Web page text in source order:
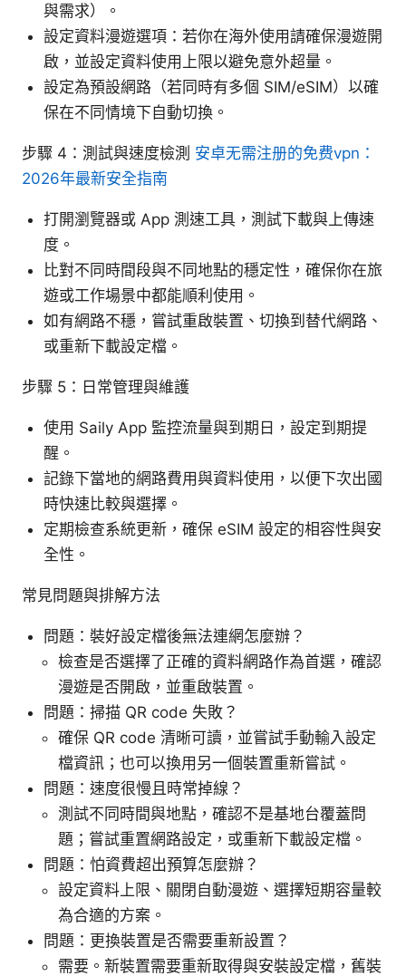
與需求）。
設定資料漫遊選項：若你在海外使用請確保漫遊開
啟，並設定資料使用上限以避免意外超量。
設定為預設網路（若同時有多個 SIM/eSIM）以確
保在不同情境下自動切換。
步驟 4：測試與速度檢測 安卓无需注册的免费vpn：
2026年最新安全指南
打開瀏覽器或 App 測速工具，測試下載與上傳速
度。
比對不同時間段與不同地點的穩定性，確保你在旅
遊或工作場景中都能順利使用。
如有網路不穩，嘗試重啟裝置、切換到替代網路、
或重新下載設定檔。
步驟 5：日常管理與維護
使用 Saily App 監控流量與到期日，設定到期提
醒。
記錄下當地的網路費用與資料使用，以便下次出國
時快速比較與選擇。
定期檢查系統更新，確保 eSIM 設定的相容性與安
全性。
常見問題與排解方法
問題：裝好設定檔後無法連網怎麼辦？
檢查是否選擇了正確的資料網路作為首選，確認
漫遊是否開啟，並重啟裝置。
問題：掃描 QR code 失敗？
確保 QR code 清晰可讀，並嘗試手動輸入設定
檔資訊；也可以換用另一個裝置重新嘗試。
問題：速度很慢且時常掉線？
測試不同時間與地點，確認不是基地台覆蓋問
題；嘗試重置網路設定，或重新下載設定檔。
問題：怕資費超出預算怎麼辦？
設定資料上限、關閉自動漫遊、選擇短期容量較
為合適的方案。
問題：更換裝置是否需要重新設置？
需要。新裝置需要重新取得與安裝設定檔，舊裝